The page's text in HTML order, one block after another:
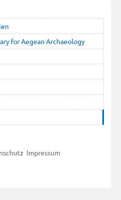
for Aegean Archaeology
Impressum